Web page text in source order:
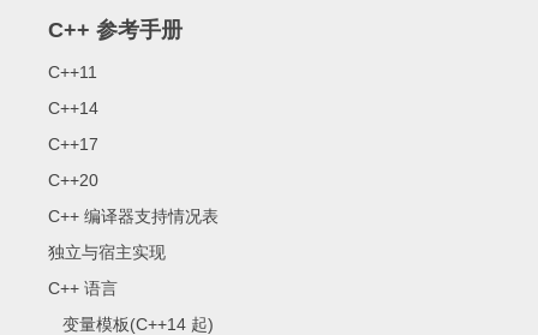
C++ 参考手册
C++11
C++14
C++17
C++20
C++ 编译器支持情况表
独立与宿主实现
C++ 语言
变量模板(C++14 起)